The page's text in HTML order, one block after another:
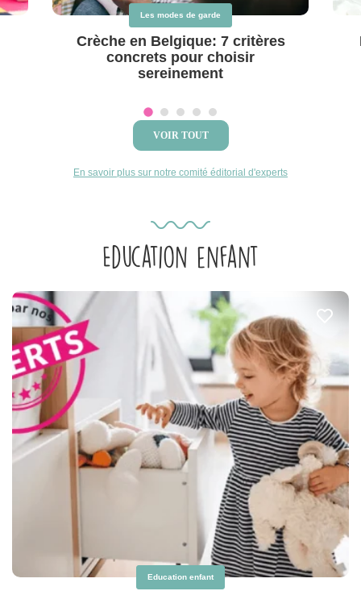
Les modes de garde
Crèche en Belgique: 7 critères
concrets pour choisir
sereinement
VOIR TOUT
En savoir plus sur notre comité éditorial d'experts
Education enfant
Education enfant